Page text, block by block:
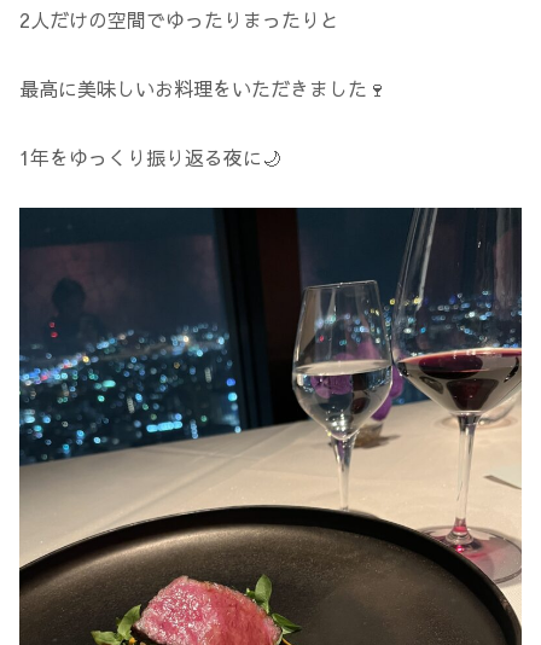
2人だけの空間でゆったりまったりと
最高に美味しいお料理をいただきました🍷
1年をゆっくり振り返る夜に🌙